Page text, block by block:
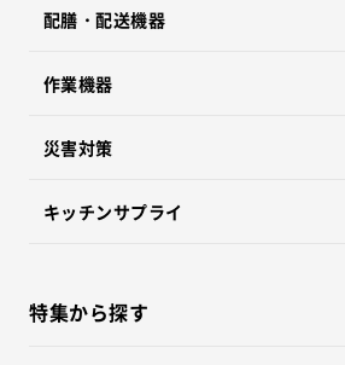
配膳・配送機器
作業機器
災害対策
キッチンサプライ
特集から探す